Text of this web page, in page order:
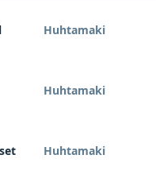
Huhtamaki
Huhtamaki
Huhtamaki